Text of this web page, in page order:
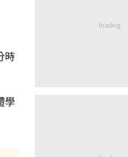
時
學